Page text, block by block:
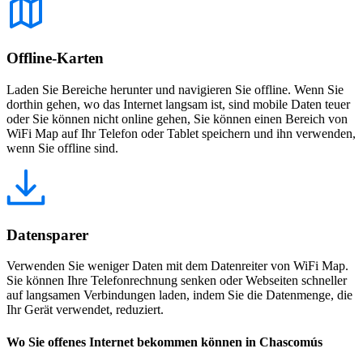
Offline-Karten
Laden Sie Bereiche herunter und navigieren Sie offline. Wenn Sie
dorthin gehen, wo das Internet langsam ist, sind mobile Daten teuer
oder Sie können nicht online gehen, Sie können einen Bereich von
WiFi Map auf Ihr Telefon oder Tablet speichern und ihn verwenden,
wenn Sie offline sind.
Datensparer
Verwenden Sie weniger Daten mit dem Datenreiter von WiFi Map.
Sie können Ihre Telefonrechnung senken oder Webseiten schneller
auf langsamen Verbindungen laden, indem Sie die Datenmenge, die
Ihr Gerät verwendet, reduziert.
Wo Sie offenes Internet bekommen können in Chascomús